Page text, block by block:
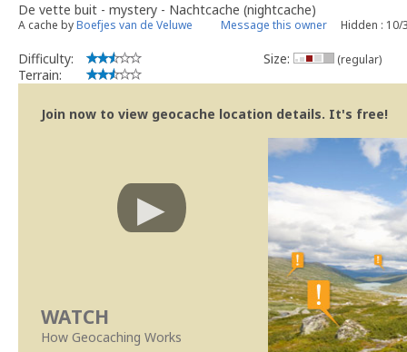
De vette buit - mystery - Nachtcache (nightcache)
A cache byBoefjes van de Veluwe Message this owner Hidden : 10/
Difficulty:
Terrain:
Size: (regular)
Join now to view geocache location details. It's free!
WATCH
How Geocaching Works